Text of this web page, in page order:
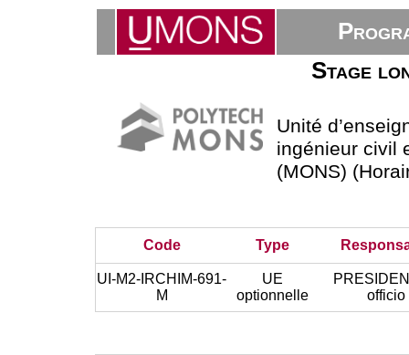
Stage
Unité
ingénieur civil
(MONS)
Code Type
UI-M2-IRCHIM-691-
M
UE
optionnelle
officio